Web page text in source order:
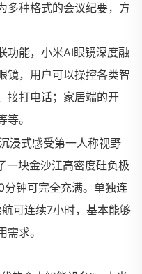
多种格式的会议纪要，方
能，小米AI眼镜深度融
镜，用户可以操控各类智
接打电话；家居端的开
。
块金沙江高密度硅负极
钟可完全充满。单独连
可连续7小时，基本能够
求。